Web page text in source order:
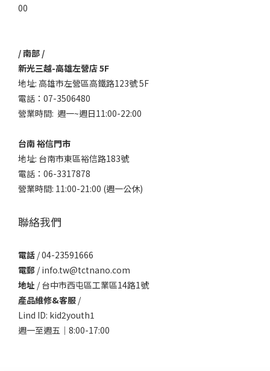
00
/ 南部 /
新光三越-高雄左營店 5F
地址: 高雄市左營區高鐵路123號 5F
電話：07-3506480
營業時間: 週一~週日11:00-22:00
台南 裕信門市
地址: 台南市東區裕信路183號
電話：06-3317878
營業時間: 11:00-21:00 (週一公休)
聯絡我們
電話 / 04-23591666
電郵 / info.tw@tctnano.com
地址 / 台中市西屯區工業區14路1號
產品維修&客服 /
Lind ID: kid2youth1
週一至週五｜8:00-17:00